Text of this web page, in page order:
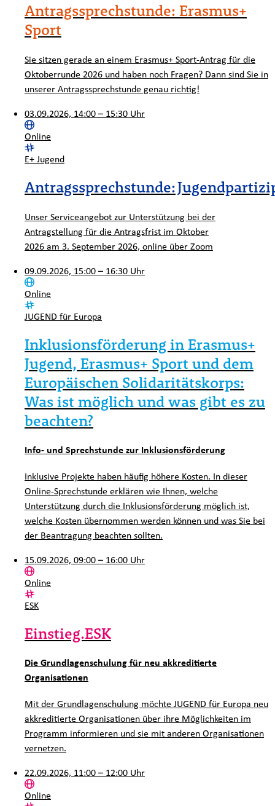
Antragssprechstunde: Erasmus+
Sport
Sie sitzen gerade an einem Erasmus+ Sport-Antrag für die
Oktoberrunde 2026 und haben noch Fragen? Dann sind Sie in
unserer Antragssprechstunde genau richtig!
03.09.2026, 14:00 – 15:30 Uhr
Ort:
Online
Kategorie:
E+ Jugend
Antragssprechstunde:
Unser Serviceangebot zur Unterstützung bei der
Antragstellung für die Antragsfrist im Oktober
2026 am 3. September 2026, online über Zoom
09.09.2026, 15:00 – 16:30 Uhr
Ort:
Online
Kategorie:
JUGEND für Europa
Inklusionsförderung in Erasmus+
Jugend, Erasmus+ Sport und dem
Europäischen Solidaritätskorps:
Was ist möglich und was gibt es zu
beachten?
Info- und Sprechstunde zur Inklusionsförderung
Inklusive Projekte haben häufig höhere Kosten. In dieser
Online-Sprechstunde erklären wie Ihnen, welche
Unterstützung durch die Inklusionsförderung möglich ist,
welche Kosten übernommen werden können und was Sie bei
der Beantragung beachten sollten.
15.09.2026, 09:00 – 16:00 Uhr
Ort:
Online
Kategorie:
ESK
Einstieg.ESK
Die Grundlagenschulung für neu akkreditierte
Organisationen
Mit der Grundlagenschulung möchte JUGEND für Europa neu
akkreditierte Organisationen über ihre Möglichkeiten im
Programm informieren und sie mit anderen Organisationen
vernetzen.
22.09.2026, 11:00 – 12:00 Uhr
Ort:
Online